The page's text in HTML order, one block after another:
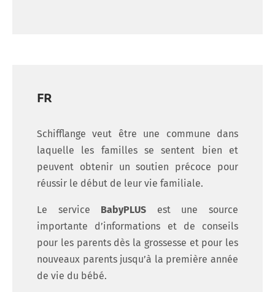
FR
Schifflange veut être une commune dans
laquelle les familles se sentent bien et
peuvent obtenir un soutien précoce pour
réussir le début de leur vie familiale.
Le service BabyPLUS est une source
importante d’informations et de conseils
pour les parents dès la grossesse et pour les
nouveaux parents jusqu’à la première année
de vie du bébé.